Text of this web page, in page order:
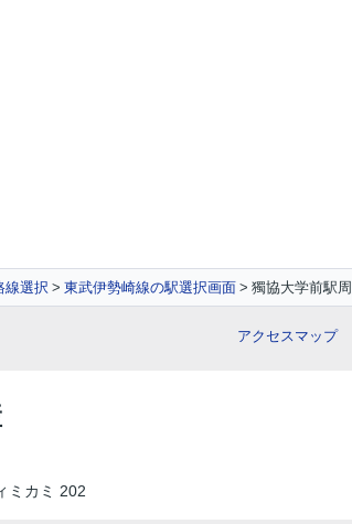
線選択 東武伊勢崎線の駅選択画面 獨協大学前駅
アクセスマップ
ミカミ 202